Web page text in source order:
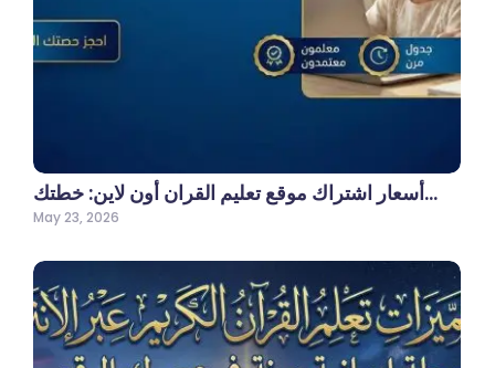
أسعار اشتراك موقع تعليم القران أون لاين: خطتك…
May 23, 2026